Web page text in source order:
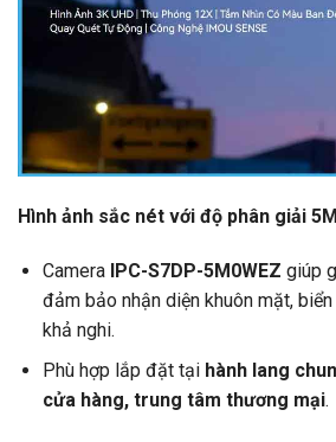
Hình ảnh sắc nét với độ phân giải
Camera IPC-S7DP-5M0WEZ giúp
đảm bảo nhận diện khuôn mặt,
khả nghi.
Phù hợp lắp đặt tại hành lang
cửa hàng, trung tâm thương mại.